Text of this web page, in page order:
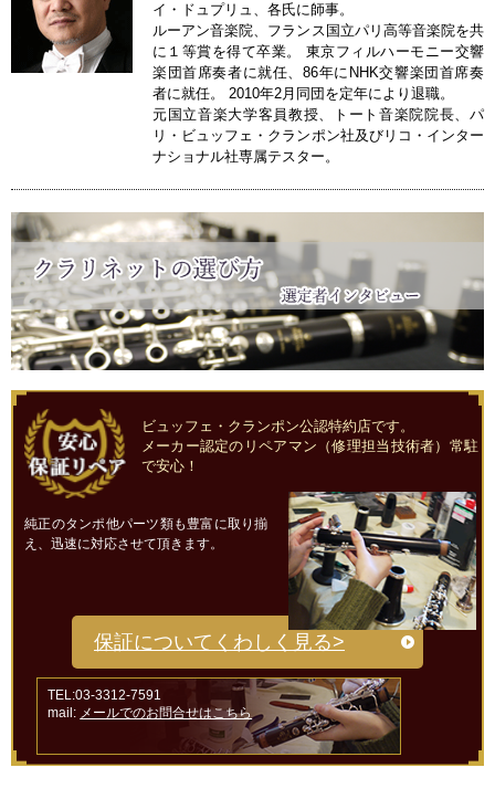
イ・ドュプリュ、各氏に師事。
ルーアン音楽院、フランス国立パリ高等音楽院を共
に１等賞を得て卒業。 東京フィルハーモニー交響
楽団首席奏者に就任、86年にNHK交響楽団首席奏
者に就任。 2010年2月同団を定年により退職。
元国立音楽大学客員教授、トート音楽院院長、パ
リ・ビュッフェ・クランポン社及びリコ・インター
ナショナル社専属テスター。
ビュッフェ・クランポン公認特約店です。
メーカー認定のリペアマン（修理担当技術者）常駐
で安心！
純正のタンポ他パーツ類も豊富に取り揃
え、迅速に対応させて頂きます。
保証についてくわしく見る>
TEL:03-3312-7591
mail: メールでのお問合せはこちら